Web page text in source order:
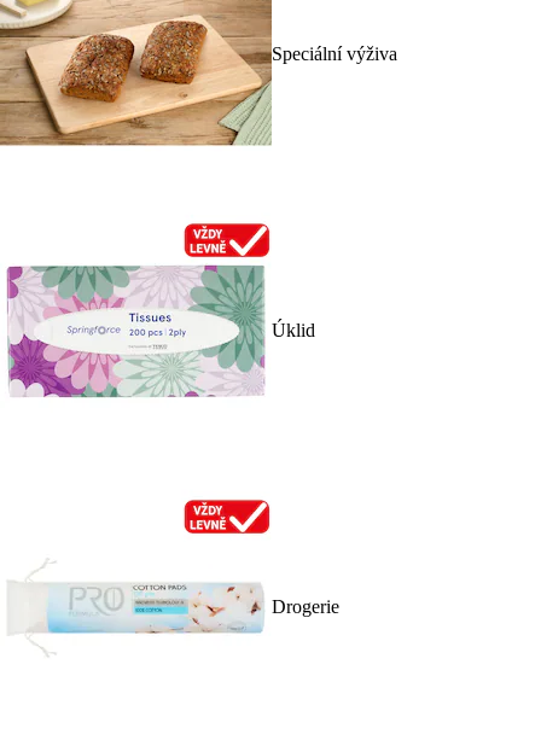
Speciální výživa
Úklid
Drogerie